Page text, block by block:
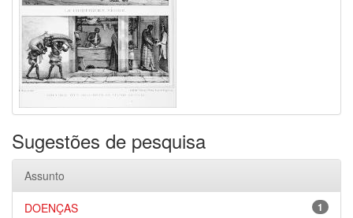
Sugestões de pesquisa
Assunto
1
DOENÇAS